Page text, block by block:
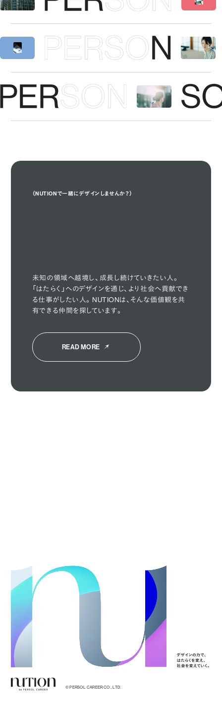
（NUTIONで一緒にデザインしませんか？）
With Us🤝
未知の領域へ越境し、成長し続けていきたい人。
「はたらく」へのデザインを通じ、より社会へ貢献でき
る仕事がしたい人。NUTIONは、そんな価値観を共
有できる仲間を探しています。
READ MORE
© PERSOL CAREER CO., LTD.